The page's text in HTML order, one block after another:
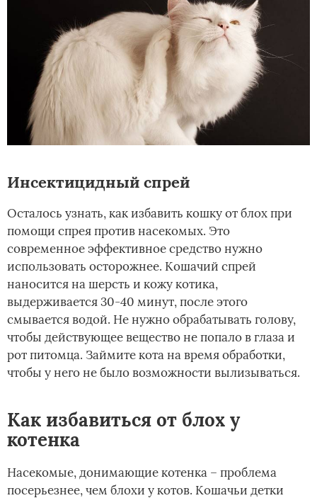
Инсектицидный спрей
Осталось узнать, как избавить кошку от блох при
помощи спрея против насекомых. Это
современное эффективное средство нужно
использовать осторожнее. Кошачий спрей
наносится на шерсть и кожу котика,
выдерживается 30-40 минут, после этого
смывается водой. Не нужно обрабатывать голову,
чтобы действующее вещество не попало в глаза и
рот питомца. Займите кота на время обработки,
чтобы у него не было возможности вылизываться.
Как избавиться от блох у
котенка
Насекомые, донимающие котенка – проблема
посерьезнее, чем блохи у котов. Кошачьи детки